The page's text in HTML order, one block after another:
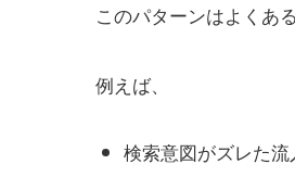
このパターンはよくあ
例えば、
検索意図がズレた流